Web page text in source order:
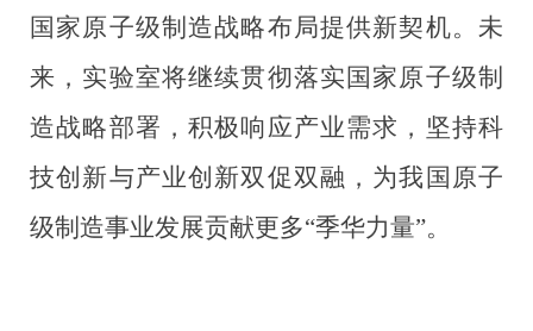
国家原子级制造战略布局提供新契机。未
来，实验室将继续贯彻落实国家原子级制
造战略部署，积极响应产业需求，坚持科
技创新与产业创新双促双融，为我国原子
级制造事业发展贡献更多“季华力量”。